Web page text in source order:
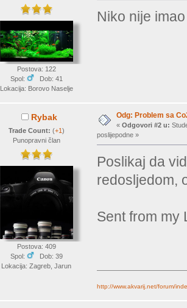
Postova: 122
Spol:
Dob: 41
Lokacija: Borovo Naselje
Niko nije
Rybak
Trade Count: (+1)
Punopravni član
Postova: 409
Spol:
Dob: 39
Lokacija: Zagreb, Jarun
Odg: Problem sa
« Odgovori #2 u:
poslijepodne »
Poslikaj da
redosljedom,
Sent from my
http://www.akvarij.net/forum/